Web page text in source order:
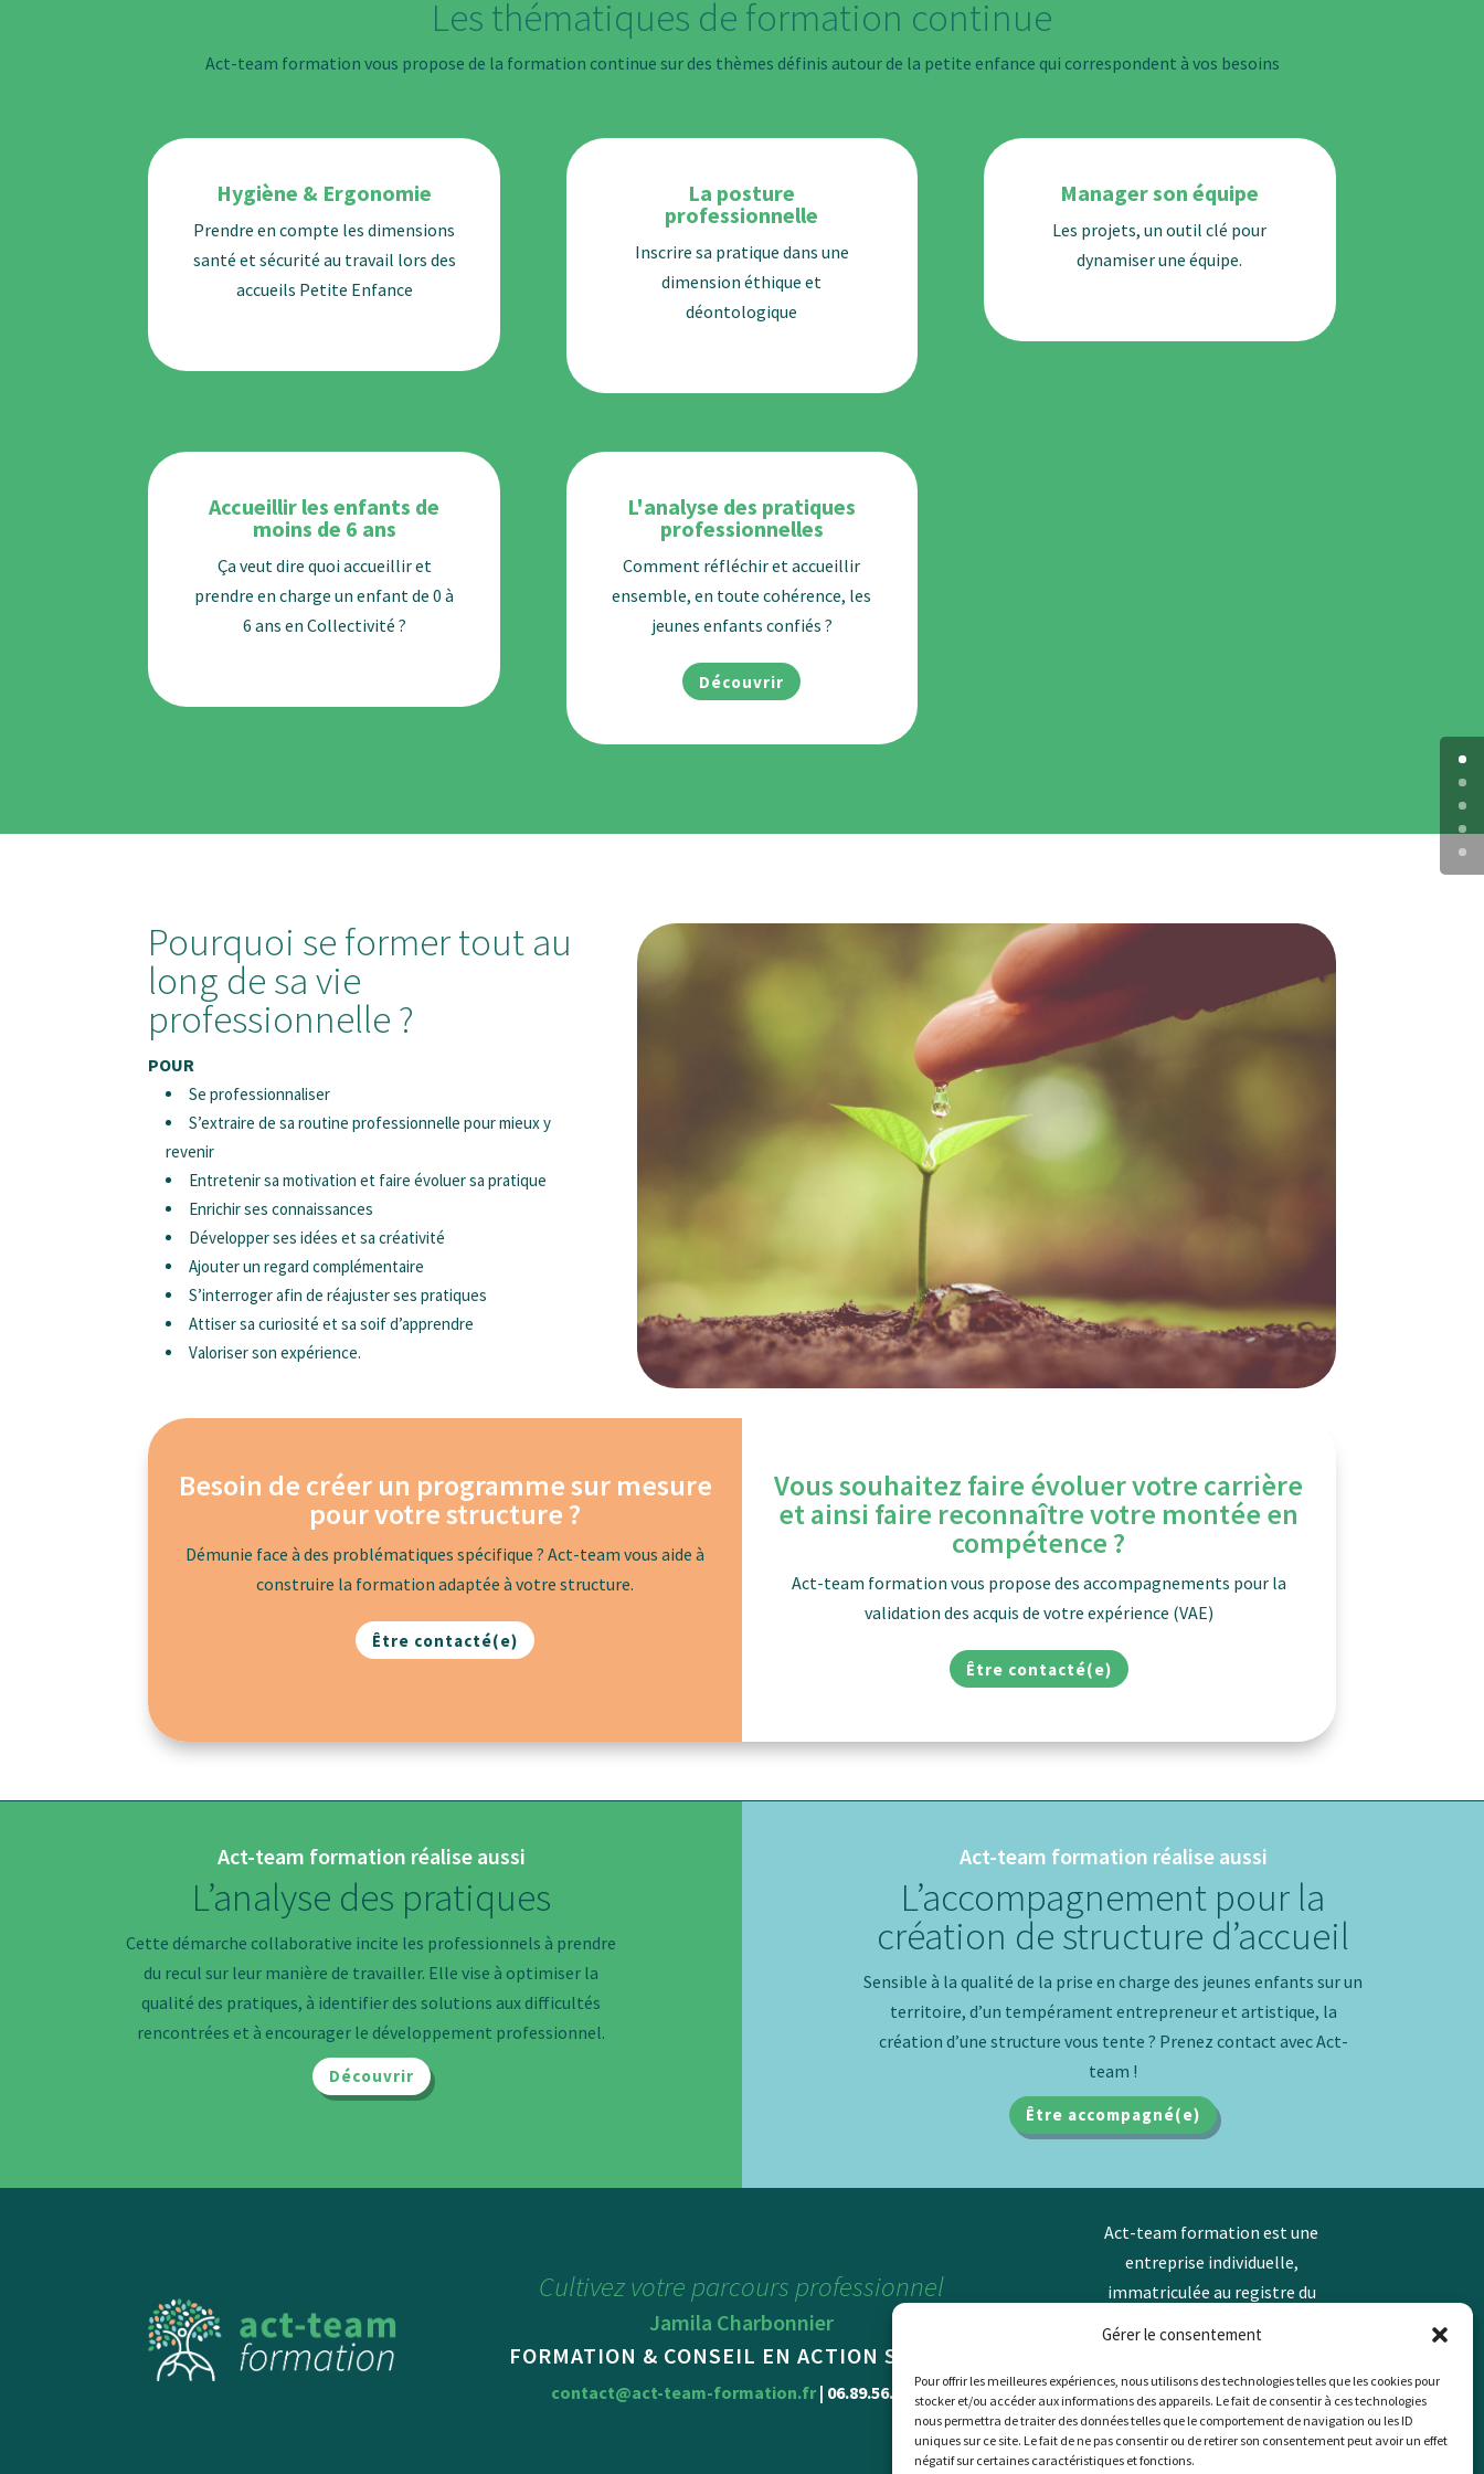
Gérer le consentement
Pour offrir les meilleures expériences, nous utilisons des technologies telles que les cookies pour
stocker et/ou accéder aux informations des appareils. Le fait de consentir à ces technologies
nous permettra de traiter des données telles que le comportement de navigation ou les ID
uniques sur ce site. Le fait de ne pas consentir ou de retirer son consentement peut avoir un effet
négatif sur certaines caractéristiques et fonctions.
Les thématiques de formation continue
Act-team formation vous propose de la formation continue sur des thèmes définis autour de la petite enfance qui correspondent à vos besoins
Hygiène & Ergonomie
Prendre en compte les dimensions
santé et sécurité au travail lors des
accueils Petite Enfance
La posture
professionnelle
Inscrire sa pratique dans une
dimension éthique et
déontologique
Manager son équipe
Les projets, un outil clé pour
dynamiser une équipe.
Accueillir les enfants de
moins de 6 ans
Ça veut dire quoi accueillir et
prendre en charge un enfant de 0 à
6 ans en Collectivité ?
L'analyse des pratiques
professionnelles
Comment réfléchir et accueillir
ensemble, en toute cohérence, les
jeunes enfants confiés ?
Découvrir
Pourquoi se former tout au
long de sa vie
professionnelle ?
POUR
Se professionnaliser
S’extraire de sa routine professionnelle pour mieux y
revenir
Entretenir sa motivation et faire évoluer sa pratique
Enrichir ses connaissances
Développer ses idées et sa créativité
Ajouter un regard complémentaire
S’interroger afin de réajuster ses pratiques
Attiser sa curiosité et sa soif d’apprendre
Valoriser son expérience.
Besoin de créer un programme sur mesure
pour votre structure ?
Démunie face à des problématiques spécifique ? Act-team vous aide à
construire la formation adaptée à votre structure.
Être contacté(e)
Vous souhaitez faire évoluer votre carrière
et ainsi faire reconnaître votre montée en
compétence ?
Act-team formation vous propose des accompagnements pour la
validation des acquis de votre expérience (VAE)
Être contacté(e)
Act-team formation réalise aussi
L’analyse des pratiques
Cette démarche collaborative incite les professionnels à prendre
du recul sur leur manière de travailler. Elle vise à optimiser la
qualité des pratiques, à identifier des solutions aux difficultés
rencontrées et à encourager le développement professionnel.
Découvrir
Act-team formation réalise aussi
L’accompagnement pour la
création de structure d’accueil
Sensible à la qualité de la prise en charge des jeunes enfants sur un
territoire, d’un tempérament entrepreneur et artistique, la
création d’une structure vous tente ? Prenez contact avec Act-
team !
Être accompagné(e)
Cultivez votre parcours professionnel
Jamila Charbonnier
FORMATION & CONSEIL EN ACTION SOCIALE
contact@act-team-formation.fr| 06.89.56.01.76
Act-team formation est une
entreprise individuelle,
immatriculée au registre du
commerce et des sociétés sous
APE 8559A
Déclarer sous NDA : 82740166174